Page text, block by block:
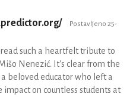
Postavljeno 25-
such a heartfelt tribute to
Nenezić. It's clear from the
beloved educator who left a
impact on countless students at